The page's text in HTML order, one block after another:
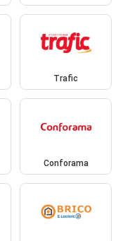
Trafic
Conforama